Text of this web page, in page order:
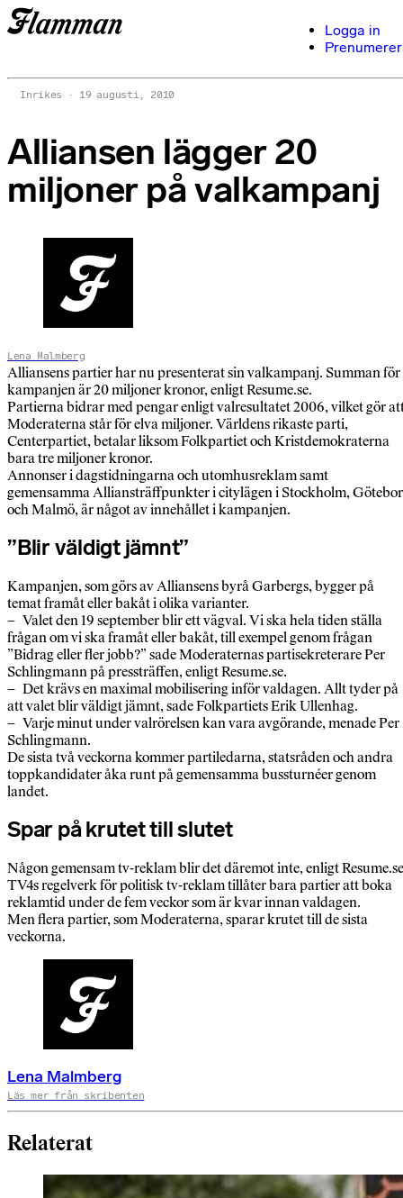
Logga in
Inrikes 19 augusti, 2010
Alliansen lägger 20
miljoner på valkampanj
Lena Malmberg
Alliansens partier har nu presenterat sin valkampanj. Summan för
kampanjen är 20 miljoner kronor, enligt Resume.se.
Partierna bidrar med pengar enligt valresultatet 2006, vilket gör
Moderaterna står för elva miljoner. Världens rikaste parti,
Centerpartiet, betalar liksom Folkpartiet och Kristdemokraterna
bara tre miljoner kronor.
Annonser i dagstidningarna och utomhusreklam samt
gemensamma Alliansträffpunkter i citylägen i Stockholm,
och Malmö, är något av innehållet i kampanjen.
”Blir väldigt jämnt”
Kampanjen, som görs av Alliansens byrå Garbergs, bygger på
temat framåt eller bakåt i olika varianter.
– Valet den 19 september blir ett vägval. Vi ska hela tiden ställa
frågan om vi ska framåt eller bakåt, till exempel genom frågan
”Bidrag eller fler jobb?” sade Moderaternas partisekreterare Per
Schlingmann på pressträffen, enligt Resume.se.
– Det krävs en maximal mobilisering inför valdagen. Allt tyder på
att valet blir väldigt jämnt, sade Folkpartiets Erik Ullenhag.
– Varje minut under valrörelsen kan vara avgörande, menade Per
Schlingmann.
De sista två veckorna kommer partiledarna, statsråden och andra
toppkandidater åka runt på gemensamma bussturnéer genom
landet.
Spar på krutet till slutet
Någon gemensam tv-reklam blir det däremot inte, enligt
TV4s regelverk för politisk tv-reklam tillåter bara partier att boka
reklamtid under de fem veckor som är kvar innan valdagen.
Men flera partier, som Moderaterna, sparar krutet till de sista
veckorna.
Lena Malmberg
Läs mer från skribenten
Relaterat